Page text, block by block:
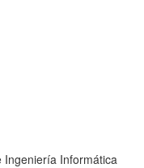
Ingeniería Informática